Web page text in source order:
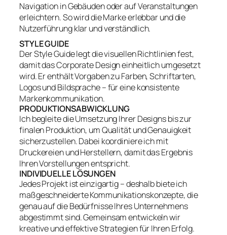
Navigation in Gebäuden oder auf Veranstaltungen
erleichtern. So wird die Marke erlebbar und die
Nutzerführung klar und verständlich.
STYLE GUIDE
Der Style Guide legt die visuellen Richtlinien fest,
damit das Corporate Design einheitlich umgesetzt
wird. Er enthält Vorgaben zu Farben, Schriftarten,
Logos und Bildsprache – für eine konsistente
Markenkommunikation.
PRODUKTIONSABWICKLUNG
Ich begleite die Umsetzung Ihrer Designs bis zur
finalen Produktion, um Qualität und Genauigkeit
sicherzustellen. Dabei koordiniere ich mit
Druckereien und Herstellern, damit das Ergebnis
Ihren Vorstellungen entspricht.
INDIVIDUELLE LÖSUNGEN
Jedes Projekt ist einzigartig – deshalb biete ich
maßgeschneiderte Kommunikationskonzepte, die
genau auf die Bedürfnisse Ihres Unternehmens
abgestimmt sind. Gemeinsam entwickeln wir
kreative und effektive Strategien für Ihren Erfolg.